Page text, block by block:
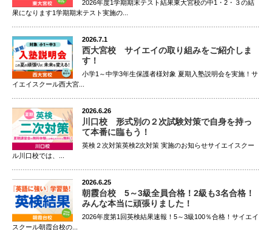
2026年度1学期期末テスト結果東大宮校の中1・2・３の結
果になります1学期期末テスト実施の...
2026.7.1
西大宮校 サイエイの取り組みをご紹介しま
す！
小学1～中学3年生保護者様対象 夏期入塾説明会を実施！サ
イエイスクール西大宮...
2026.6.26
川口校 形式別の２次試験対策で自身を持っ
て本番に臨もう！
英検２次対策英検2次対策 実施のお知らせサイエイスクー
ル川口校では、...
2026.6.25
朝霞台校 5～3級全員合格！2級も3名合格！
みんな本当に頑張りました！
2026年度第1回英検結果速報！5～3級100％合格！サイエイ
スクール朝霞台校の...